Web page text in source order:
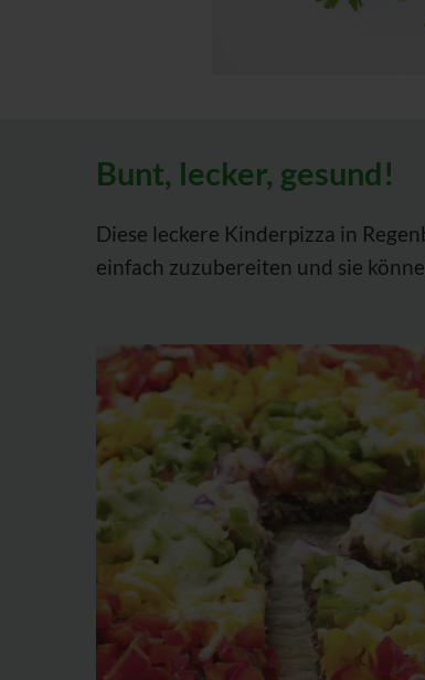
Bunt, lecker, gesund!
Diese leckere Kinderpizza in
einfach zuzubereiten und sie